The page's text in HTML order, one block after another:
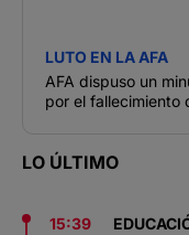
LUTO EN LA AFA
AFA dispuso un
por el fallecimiento
LO ÚLTIMO
15:39